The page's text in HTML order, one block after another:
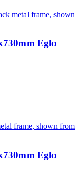
Eglo
Eglo